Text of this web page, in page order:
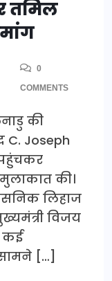
तमिल
मांग
0
COMMENTS
की
Joseph
मुलाकात की।
लिहाज
विजय
कई
[…]